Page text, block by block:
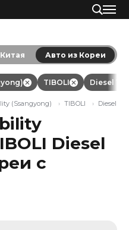
Авто из Кореи
TIBOLI Diesel 1.6
(Ssangyong) TIBOLI Diesel 1.6
Diesel
с